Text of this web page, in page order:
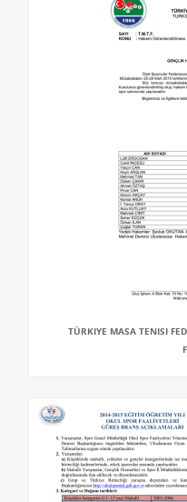
TÜRKIYE MASA TENISI